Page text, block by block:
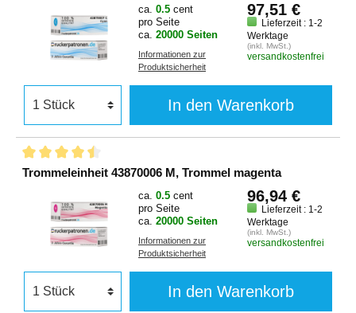
ca. 0.5 cent
pro Seite
ca. 20000 Seiten
Informationen zur
Produktsicherheit
97,51 €
Lieferzeit : 1-2
Werktage
(inkl. MwSt.)
versandkostenfrei
In den Warenkorb
Trommeleinheit 43870006 M, Trommel magenta
ca. 0.5 cent
pro Seite
ca. 20000 Seiten
Informationen zur
Produktsicherheit
96,94 €
Lieferzeit : 1-2
Werktage
(inkl. MwSt.)
versandkostenfrei
In den Warenkorb